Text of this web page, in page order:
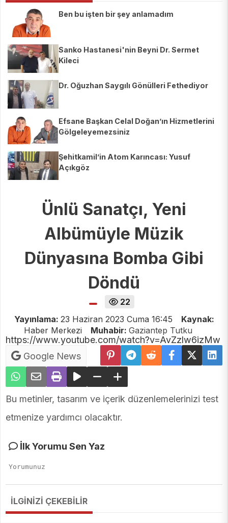
Ben bu işten bir şey anlamadım
Sanko Hastanesi'nin Beyni Dr. Sermet
Kileci
Dr. Oğuzhan Saygılı Gönülleri Fethediyor
Efsane Başkan Celal Doğan’ın Hizmetlerini
Gölgeleyemezsiniz
Şehitkamil’in Atom Karıncası: Yusuf
Açıkgöz
Ünlü Sanatçı, Yeni
Albümüyle Müzik
Dünyasına Bomba Gibi
Döndü
22
Yayınlama: 23 Haziran 2023 Cuma 16:45
Kaynak:
Haber Merkezi
Muhabir: Gaziantep Tutku
https://www.youtube.com/watch?v=AvZzlw6izMw
Google News
Bu metinler, tasarım ve içerik düzenlemelerinizi test
etmenize yardımcı olacaktır.
İlk Yorumu Sen Yaz
İLGİNİZİ ÇEKEBİLİR